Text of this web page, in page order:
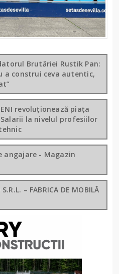
Brutăriei Rustik Pan:
a construi ceva autentic,
revoluționează piața
la nivelul profesiilor
angajare - Magazin
– FABRICA DE MOBILĂ